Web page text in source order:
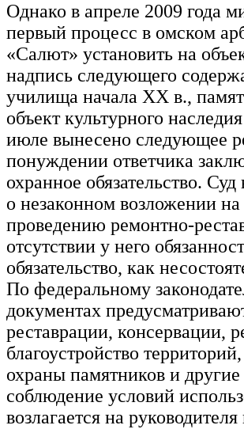
Однако в апреле 2009 года
первый процесс в омском
«Салют» установить на
надпись следующего
училища начала ХХ в.,
объект культурного
июле вынесено следующее
понуждении ответчика
охранное обязательство.
о незаконном возложении
проведению ремонтно-
отсутствии у него
обязательство, как
По федеральному
документах
реставрации, консервации,
благоустройство
охраны памятников и другие
соблюдение условий
возлагается на